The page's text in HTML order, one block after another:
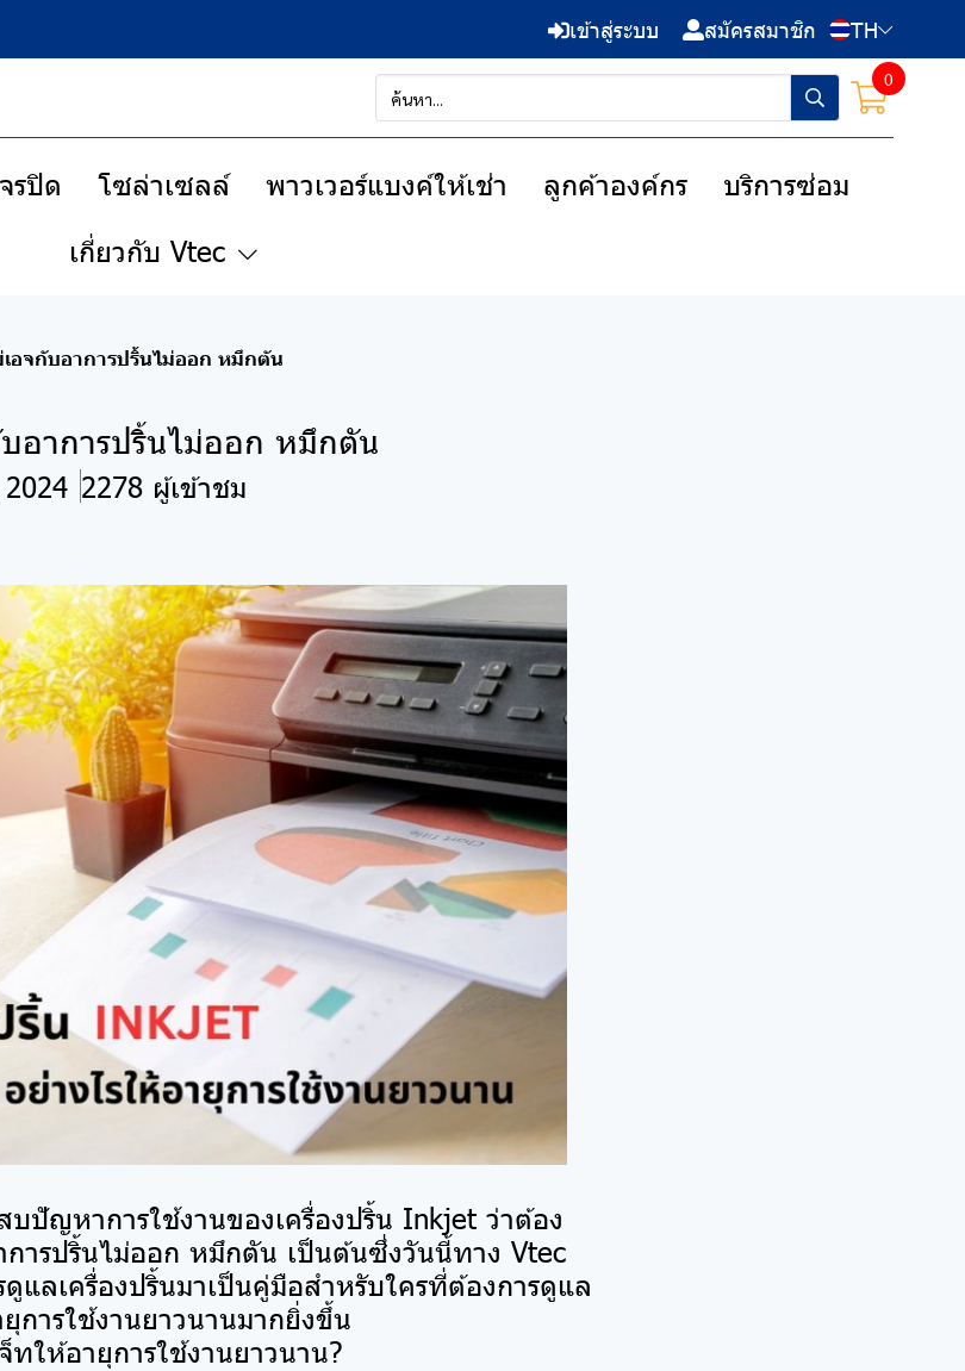
เข้าสู่ระบบ สมัครสมาชิก TH
0
รปิด โซล่าเซลล์ พาวเวอร์แบงค์ให้เช่า ลูกค้าองค์กร
บริการซ่อม
เกี่ยวกับ Vtec
เอจกับอาการปริ้นไม่ออก หมึกตัน
อาการปริ้นไม่ออก หมึกตัน
2278 ผู้เข้าชม
บปัญหาการใช้งานของเครื่องปริ้น Inkjet ว่าต้อง
การปริ้นไม่ออก หมึกตัน เป็นต้นซึ่งวันนี้ทาง Vtec
แลเครื่องปริ้นมาเป็นคู่มือสำหรับใครที่ต้องการดูแล
การใช้งานยาวนานมากยิ่งขึ้น
ทให้อายุการใช้งานยาวนาน?